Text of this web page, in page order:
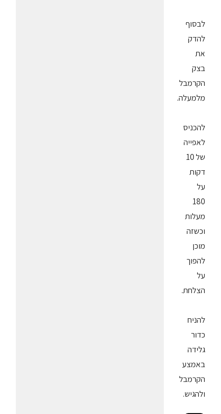
לבסוף
להדק
את
בצק
הקרמבל
מלמעלה.
להכניס
לאפייה
של 10
דקות
על
180
מעלות
וכשזה
מוכן
להפוך
על
הצלחת.
להניח
כדור
גלידה
באמצע
הקרמבל
ולהגיש.